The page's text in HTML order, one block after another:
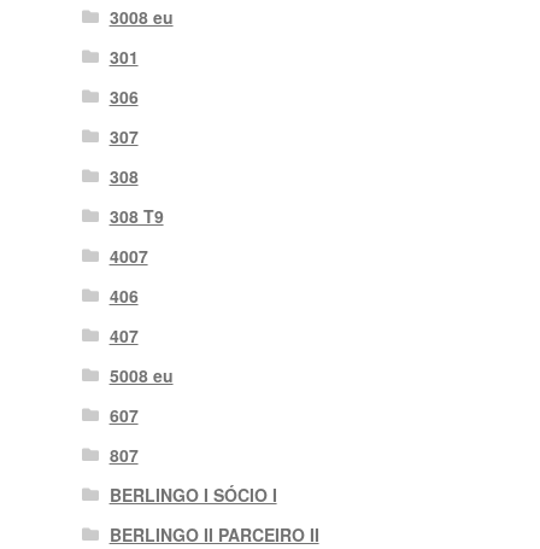
3008 eu
301
306
307
308
308 T9
4007
406
407
5008 eu
607
807
BERLINGO I SÓCIO I
BERLINGO II PARCEIRO II